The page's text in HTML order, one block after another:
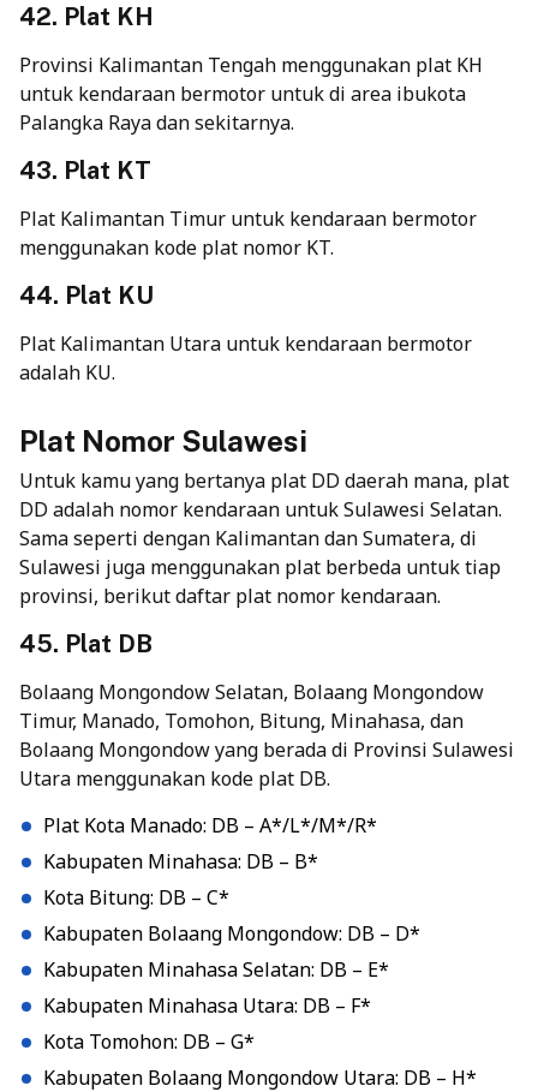
42. Plat KH
Provinsi Kalimantan Tengah menggunakan plat KH
untuk kendaraan bermotor untuk di area ibukota
Palangka Raya dan sekitarnya.
43. Plat KT
Plat Kalimantan Timur untuk kendaraan bermotor
menggunakan kode plat nomor KT.
44. Plat KU
Plat Kalimantan Utara untuk kendaraan bermotor
adalah KU.
Plat Nomor Sulawesi
Untuk kamu yang bertanya plat DD daerah mana, plat
DD adalah nomor kendaraan untuk Sulawesi Selatan.
Sama seperti dengan Kalimantan dan Sumatera, di
Sulawesi juga menggunakan plat berbeda untuk tiap
provinsi, berikut daftar plat nomor kendaraan.
45. Plat DB
Bolaang Mongondow Selatan, Bolaang Mongondow
Timur, Manado, Tomohon, Bitung, Minahasa, dan
Bolaang Mongondow yang berada di Provinsi Sulawesi
Utara menggunakan kode plat DB.
Plat Kota Manado: DB – A*/L*/M*/R*
Kabupaten Minahasa: DB – B*
Kota Bitung: DB – C*
Kabupaten Bolaang Mongondow: DB – D*
Kabupaten Minahasa Selatan: DB – E*
Kabupaten Minahasa Utara: DB – F*
Kota Tomohon: DB – G*
Kabupaten Bolaang Mongondow Utara: DB – H*